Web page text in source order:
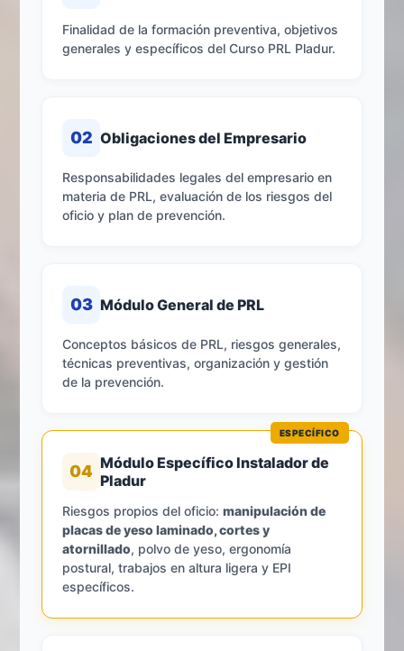
Finalidad de la formación preventiva, objetivos
generales y específicos del Curso PRL Pladur.
02 Obligaciones del Empresario
Responsabilidades legales del empresario en
materia de PRL, evaluación de los riesgos del
oficio y plan de prevención.
03 Módulo General de PRL
Conceptos básicos de PRL, riesgos generales,
técnicas preventivas, organización y gestión
de la prevención.
ESPECÍFICO
04 Módulo Específico Instalador de
Pladur
Riesgos propios del oficio:manipulación de
placas de yeso laminado, cortes y
atornillado, polvo de yeso, ergonomía
postural, trabajos en altura ligera y EPI
específicos.